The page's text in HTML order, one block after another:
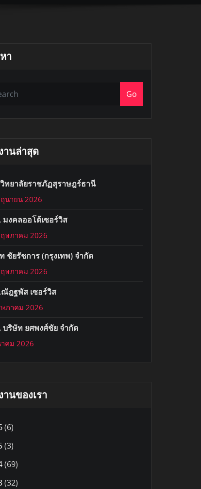
า
Go
านล่าสุด
ทยาลัยราชภัฏสุราษฎร์ธานี
นายน 2026
มงคลออโต้เซอร์วิส
ษภาคม 2026
ชัยรัชการ (กรุงเทพ) จำกัด
ษภาคม 2026
ฎฐพัส เซอร์วิส
ภาคม 2026
บริษัท ยศพงศ์ชัย จำกัด
คม 2026
านของเรา
(6)
(3)
(69)
(32)